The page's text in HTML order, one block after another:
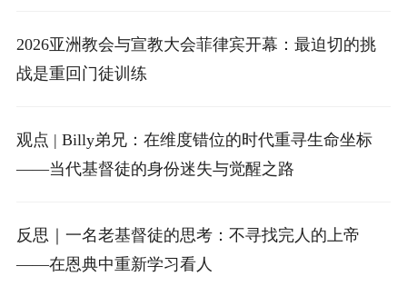
2026亚洲教会与宣教大会菲律宾开幕：最迫切的挑
战是重回门徒训练
观点 | Billy弟兄：在维度错位的时代重寻生命坐标
——当代基督徒的身份迷失与觉醒之路
反思｜一名老基督徒的思考：不寻找完人的上帝
——在恩典中重新学习看人